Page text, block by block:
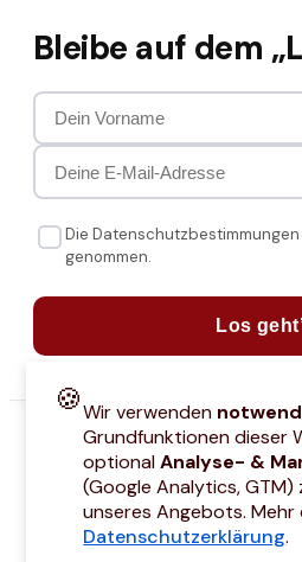
Bleibe auf dem
Die
genommen.
Los
🍪Wir verwenden
Grundfunktionen dieser
optionalAnalyse- &
(Google Analytics, GTM)
unseres Angebots. Mehr
Datenschutzerklärung.